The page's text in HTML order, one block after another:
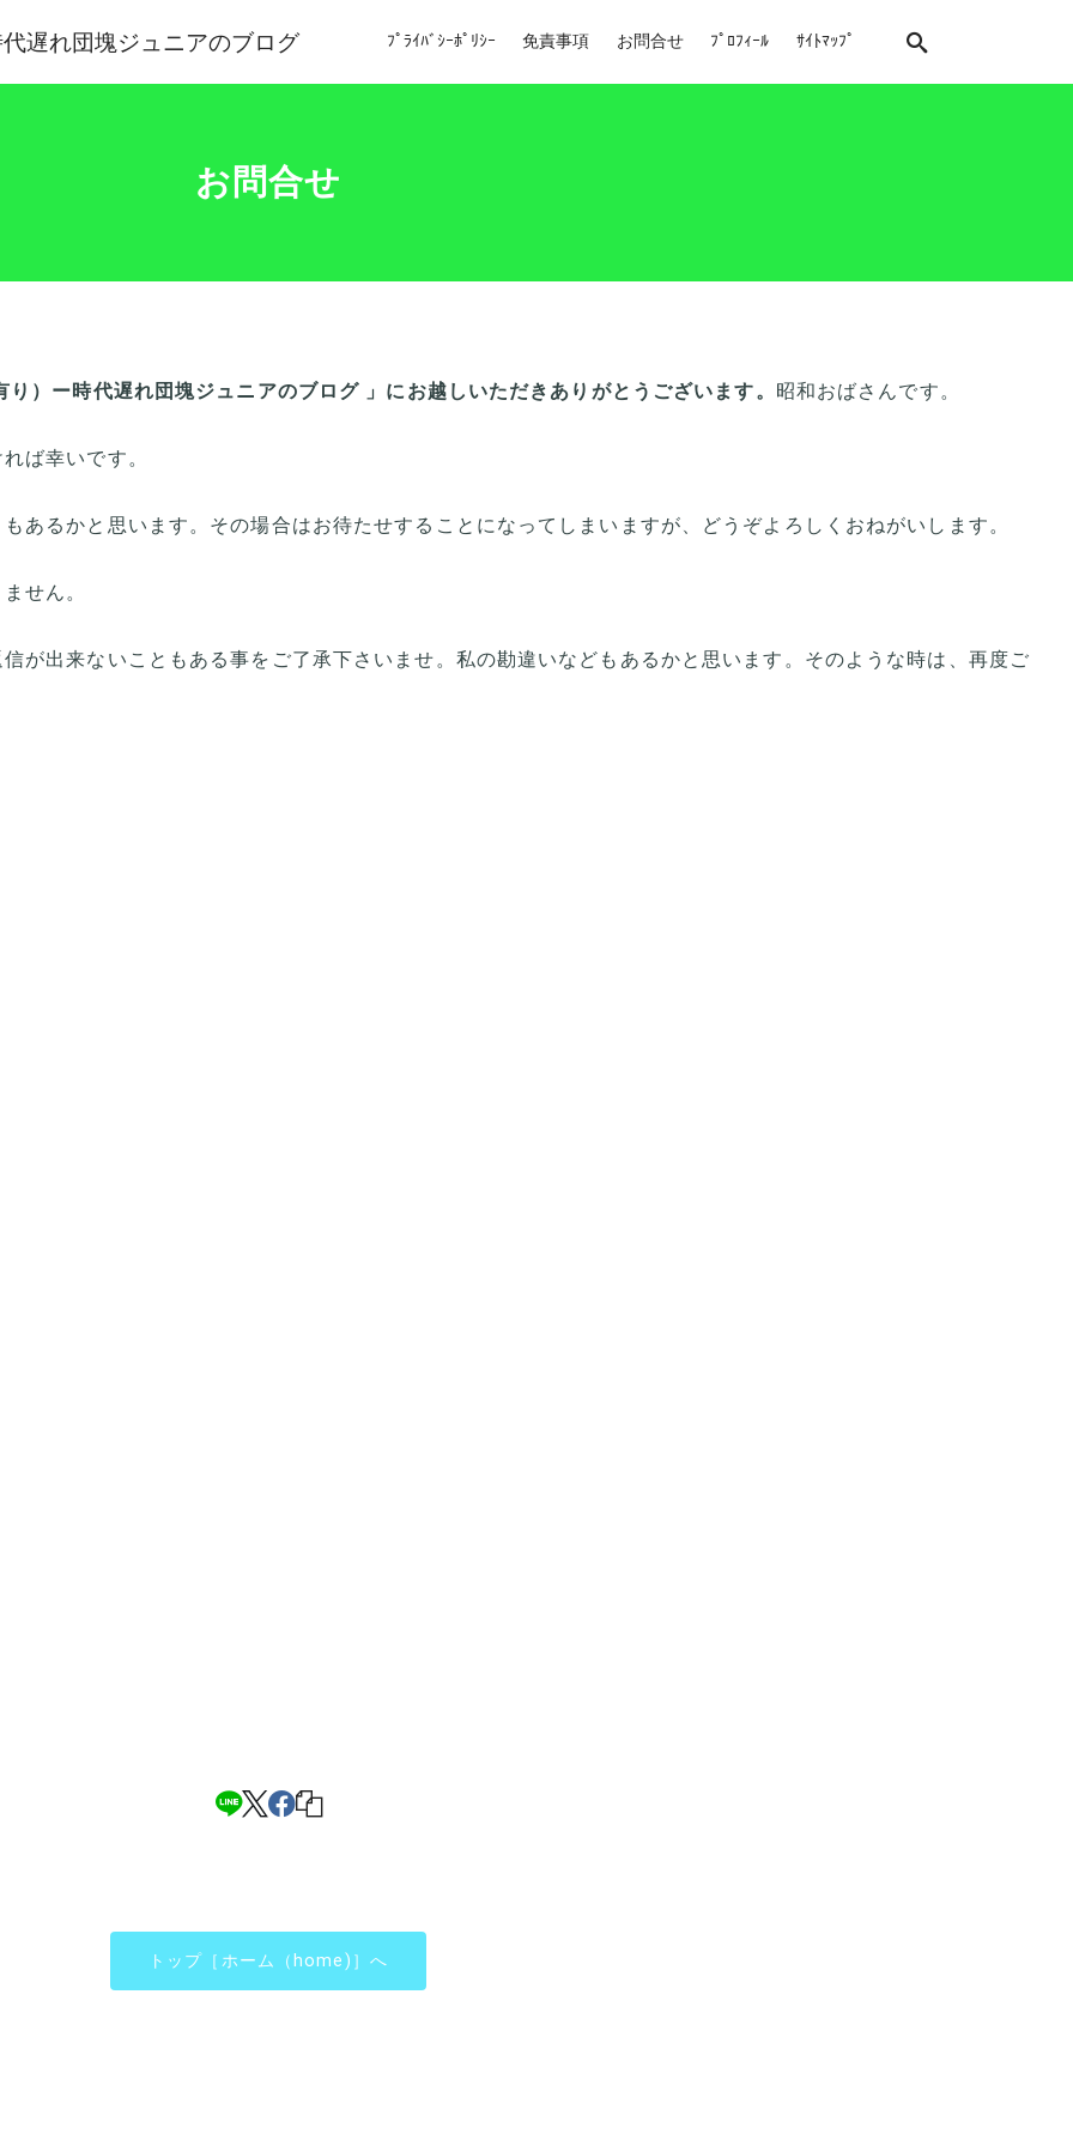
遅れ団塊ジュニアのブログ ﾌﾟﾗｲﾊﾞｼｰﾎﾟﾘｼｰ 免責事項 お問合せ ﾌﾟﾛﾌｨｰﾙ ｻｲﾄﾏｯﾌﾟ
お問合せ
）ー時代遅れ団塊ジュニアのブログ 」にお越しいただきありがとうございます。 昭和おばさんです。
ば幸いです。
あるかと思います。その場合はお待たせすることになってしまいますが、どうぞよろしくおねがいします。
せん。
が出来ないこともある事をご了承下さいませ。私の勘違いなどもあるかと思います。そのような時は、再度ご
トップ［ホーム（home)］へ